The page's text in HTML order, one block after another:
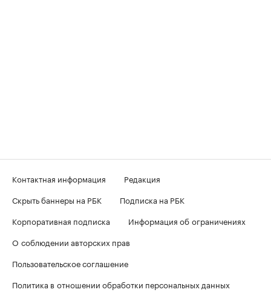
Контактная информация
Редакция
Скрыть баннеры на РБК
Подписка на РБК
Корпоративная подписка
Информация об ограничениях
О соблюдении авторских прав
Пользовательское соглашение
Политика в отношении обработки персональных данных